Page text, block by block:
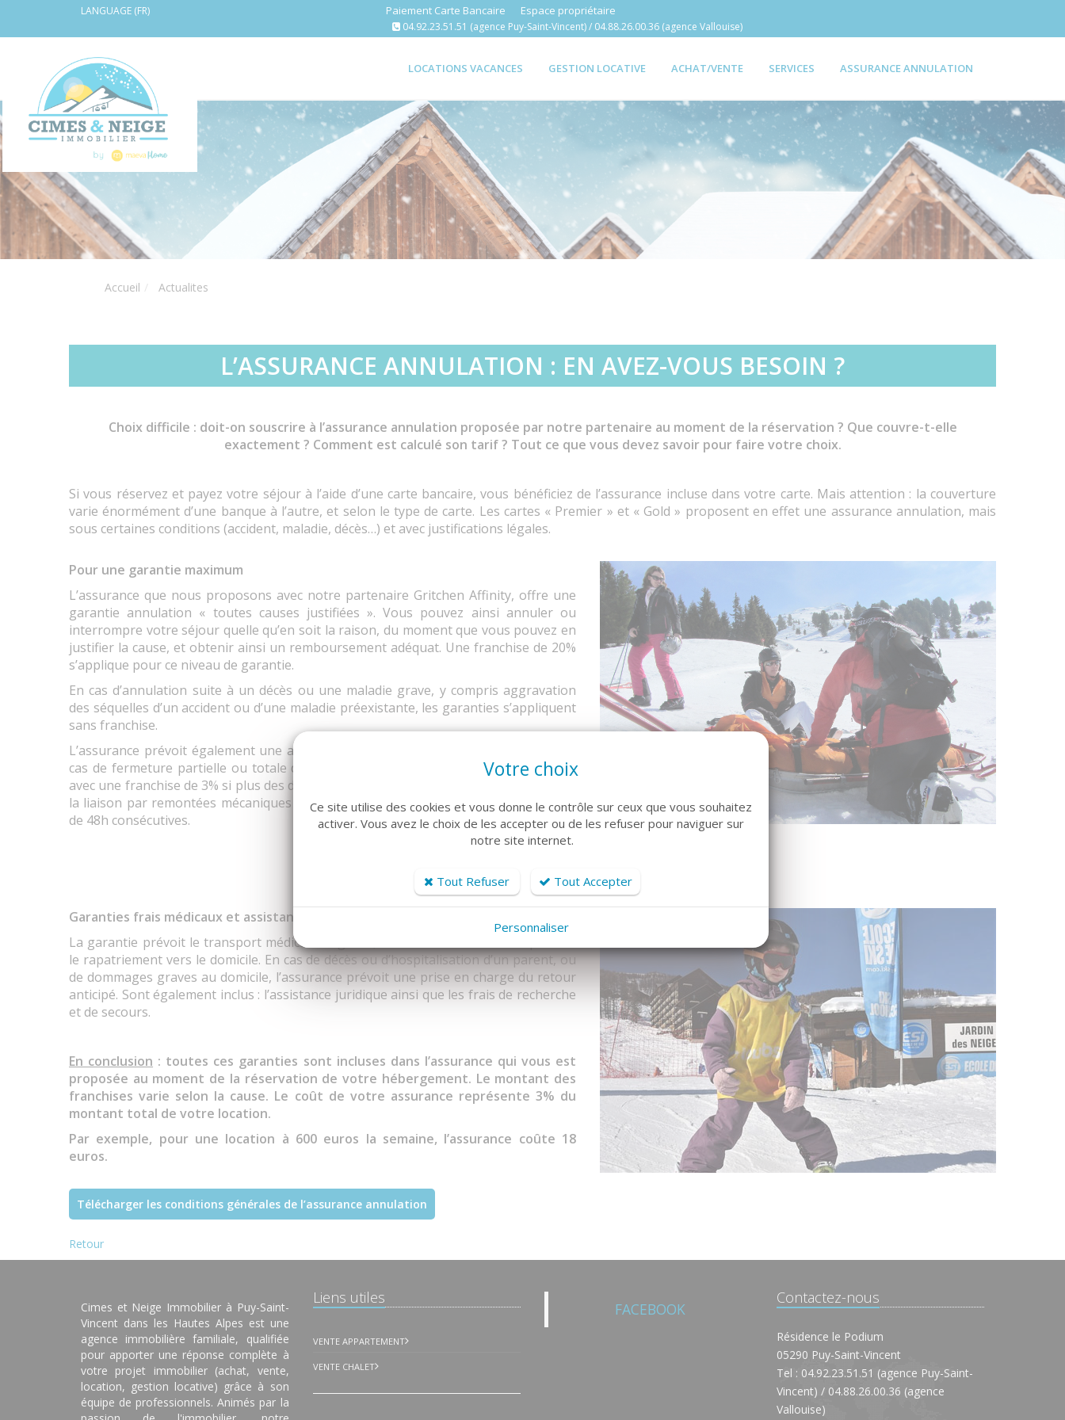
LANGUAGE (FR) Paiement Carte Bancaire Espace propriétaire
04.92.23.51.51 (agence Puy-Saint-Vincent) / 04.88.26.00.36 (agence Vallouise)
LOCATIONS VACANCES GESTION LOCATIVE ACHAT/VENTE SERVICES ASSURANCE ANNULATION
Accueil Actualites
L’ASSURANCE ANNULATION : EN AVEZ-VOUS BESOIN ?
Choix difficile : doit-on souscrire à l’assurance annulation proposée par notre partenaire au moment de la réservation ? Que couvre-t-elle
exactement ? Comment est calculé son tarif ? Tout ce que vous devez savoir pour faire votre choix.
Si vous réservez et payez votre séjour à l’aide d’une carte bancaire, vous bénéficiez de l’assurance incluse dans votre carte. Mais attention : la couverture
varie énormément d’une banque à l’autre, et selon le type de carte. Les cartes « Premier » et « Gold » proposent en effet une assurance annulation, mais
sous certaines conditions (accident, maladie, décès…) et avec justifications légales.
Pour une garantie maximum
L’assurance que nous proposons avec notre partenaire Gritchen Affinity, offre une
garantie annulation « toutes causes justifiées ». Vous pouvez ainsi annuler ou
interrompre votre séjour quelle qu’en soit la raison, du moment que vous pouvez en
justifier la cause, et obtenir ainsi un remboursement adéquat. Une franchise de 20%
s’applique pour ce niveau de garantie.
En cas d’annulation suite à un décès ou une maladie grave, y compris aggravation
des séquelles d’un accident ou d’une maladie préexistante, les garanties s’appliquent
sans franchise.
L’assurance prévoit également une annulation pour manque ou excès de neige, en
cas de fermeture partielle ou totale du domaine skiable. Les garanties s’appliquent
avec une franchise de 3% si plus des deux tiers du domaine skiable sont fermés, ou si
la liaison par remontées mécaniques entre les stations du domaine est fermée plus
de 48h consécutives.
Garanties frais médicaux et assistance aux personnes
La garantie prévoit le transport médical d’urgence, l’envoi d’un médecin sur place et
le rapatriement vers le domicile. En cas de décès ou d’hospitalisation d’un parent, ou
de dommages graves au domicile, l’assurance prévoit une prise en charge du retour
anticipé. Sont également inclus : l’assistance juridique ainsi que les frais de recherche
et de secours.
En conclusion : toutes ces garanties sont incluses dans l’assurance qui vous est
proposée au moment de la réservation de votre hébergement. Le montant des
franchises varie selon la cause. Le coût de votre assurance représente 3% du
montant total de votre location.
Par exemple, pour une location à 600 euros la semaine, l’assurance coûte 18
euros.
Télécharger les conditions générales de l’assurance annulation
Retour
Cimes et Neige Immobilier à Puy-Saint-
Vincent dans les Hautes Alpes est une
agence immobilière familiale, qualifiée
pour apporter une réponse complète à
votre projet immobilier (achat, vente,
location, gestion locative) grâce à son
équipe de professionnels. Animés par la
Liens utiles
VENTE APPARTEMENT
VENTE CHALET
FACEBOOK
Contactez-nous
Résidence le Podium
05290 Puy-Saint-Vincent
Tel : 04.92.23.51.51 (agence Puy-Saint-
Vincent) / 04.88.26.00.36 (agence
Vallouise)
Votre choix
Ce site utilise des cookies et vous donne le contrôle sur ceux que vous souhaitez
activer. Vous avez le choix de les accepter ou de les refuser pour naviguer sur
notre site internet.
Tout Refuser Tout Accepter
Personnaliser